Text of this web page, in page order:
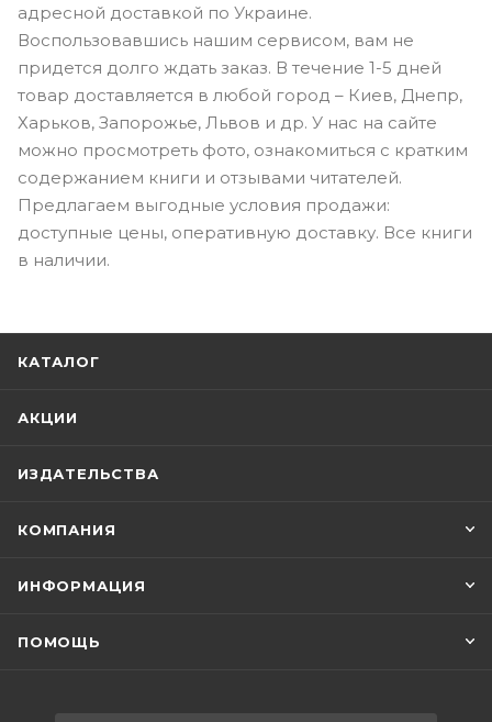
адресной доставкой по Украине.
Воспользовавшись нашим сервисом, вам не
придется долго ждать заказ. В течение 1-5 дней
товар доставляется в любой город – Киев, Днепр,
Харьков, Запорожье, Львов и др. У нас на сайте
можно просмотреть фото, ознакомиться с кратким
содержанием книги и отзывами читателей.
Предлагаем выгодные условия продажи:
доступные цены, оперативную доставку. Все книги
в наличии.
КАТАЛОГ
АКЦИИ
ИЗДАТЕЛЬСТВА
КОМПАНИЯ
ИНФОРМАЦИЯ
ПОМОЩЬ